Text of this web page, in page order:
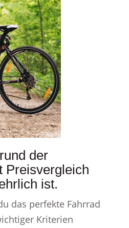
der
Preisvergleich
ist.
das perfekte Fahrrad
Kriterien